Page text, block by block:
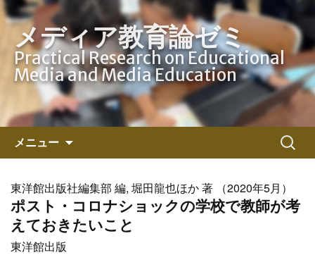
メディア教育論ゼミ
Practical Research on Educational
Media and Media Education
メニュー
ン
ツ
へ
ス
検
索:
東洋館出版社編集部 編, 堀田龍也ほか 著 （2020年5月）
ポスト・コロナショックの学校で教師が考
えておきたいこと
東洋館出版